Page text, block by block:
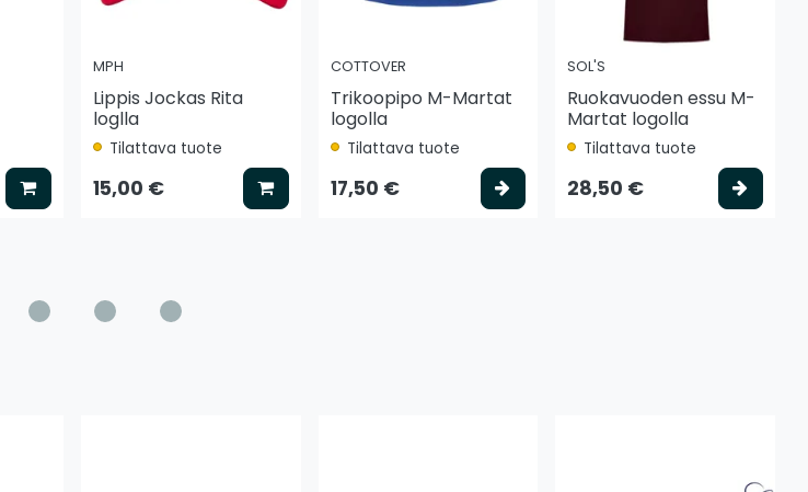
Lisää koriin
MPH
Lippis Jockas Rita
loglla
Tilattava tuote
15,00 € Lisää koriin
COTTOVER
Trikoopipo M-Martat
logolla
Tilattava tuote
17,50 € Valitse vaihtoehto
SOL'S
Ruokavuoden essu M-
Martat logolla
Tilattava tuote
28,50 €